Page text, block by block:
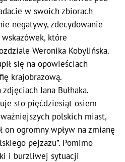
w swoich zbiorach
negatywy, zdecydowanie
które
Weronika Kobylińska.
się na opowieściach
krajobrazową.
Jana Bułhaka.
sto pięćdziesiąt osiem
polskich miast,
on ogromny wpływ na zmianę
pejzażu”. Pomimo
i burzliwej sytuacji